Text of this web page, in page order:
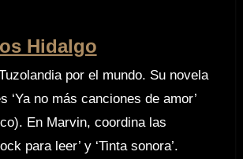
Hidalgo
por el mundo. Su novela
‘Ya no más canciones de amor’
En Marvin, coordina las
para leer’ y ‘Tinta sonora’.